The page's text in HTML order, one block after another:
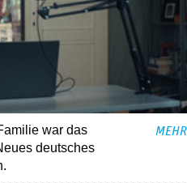
war das
deutsches
MEHR